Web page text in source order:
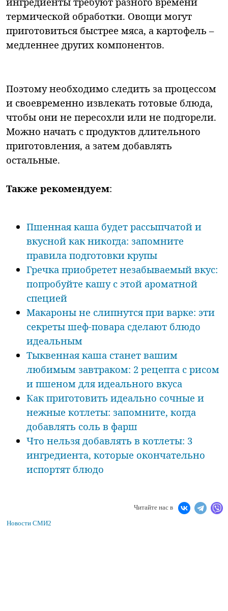
термической обработки. Овощи могут
приготовиться быстрее мяса, а картофель –
медленнее других компонентов.
Поэтому необходимо следить за процессом
и своевременно извлекать готовые блюда,
чтобы они не пересохли или не подгорели.
Можно начать с продуктов длительного
приготовления, а затем добавлять
остальные.
Также рекомендуем:
Пшенная каша будет рассыпчатой и
вкусной как никогда: запомните
правила подготовки крупы
Гречка приобретет незабываемый вкус:
попробуйте кашу с этой ароматной
специей
Макароны не слипнутся при варке: эти
секреты шеф-повара сделают блюдо
идеальным
Тыквенная каша станет вашим
любимым завтраком: 2 рецепта с рисом
и пшеном для идеального вкуса
Как приготовить идеально сочные и
нежные котлеты: запомните, когда
добавлять соль в фарш
Что нельзя добавлять в котлеты: 3
ингредиента, которые окончательно
испортят блюдо
Читайте нас в
Новости СМИ2